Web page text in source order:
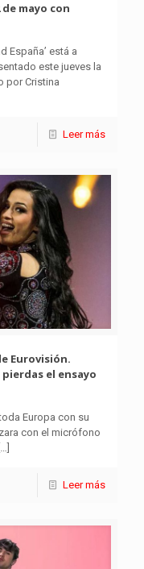
mayo con
España’ está a
este jueves la
por Cristina
Leer más
Eurovisión.
el ensayo
Europa con su
con el micrófono
Leer más